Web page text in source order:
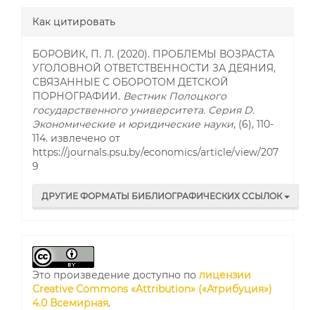
Как цитировать
БОРОВИК, П. Л. (2020). ПРОБЛЕМЫ ВОЗРАСТА
УГОЛОВНОЙ ОТВЕТСТВЕННОСТИ ЗА ДЕЯНИЯ,
СВЯЗАННЫЕ С ОБОРОТОМ ДЕТСКОЙ
ПОРНОГРАФИИ. Вестник Полоцкого
государственного университета. Серия D.
Экономические и юридические науки, (6), 110-
114. извлечено от
https://journals.psu.by/economics/article/view/207
9
ДРУГИЕ ФОРМАТЫ БИБЛИОГРАФИЧЕСКИХ ССЫЛОК
Это произведение доступно по лицензии
Creative Commons «Attribution» («Атрибуция»)
4.0 Всемирная.